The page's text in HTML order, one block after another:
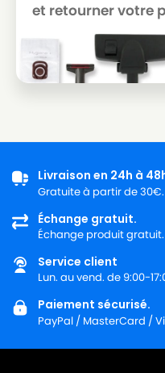
et retourner votre
Livraison en 24h à
Gratuite à partir de 30€.
Échange gratuit.
Échange produit gratuit.
Service client
Lun. au vend. de 9:00-
Paiement sécurisé.
PayPal / MasterCard /